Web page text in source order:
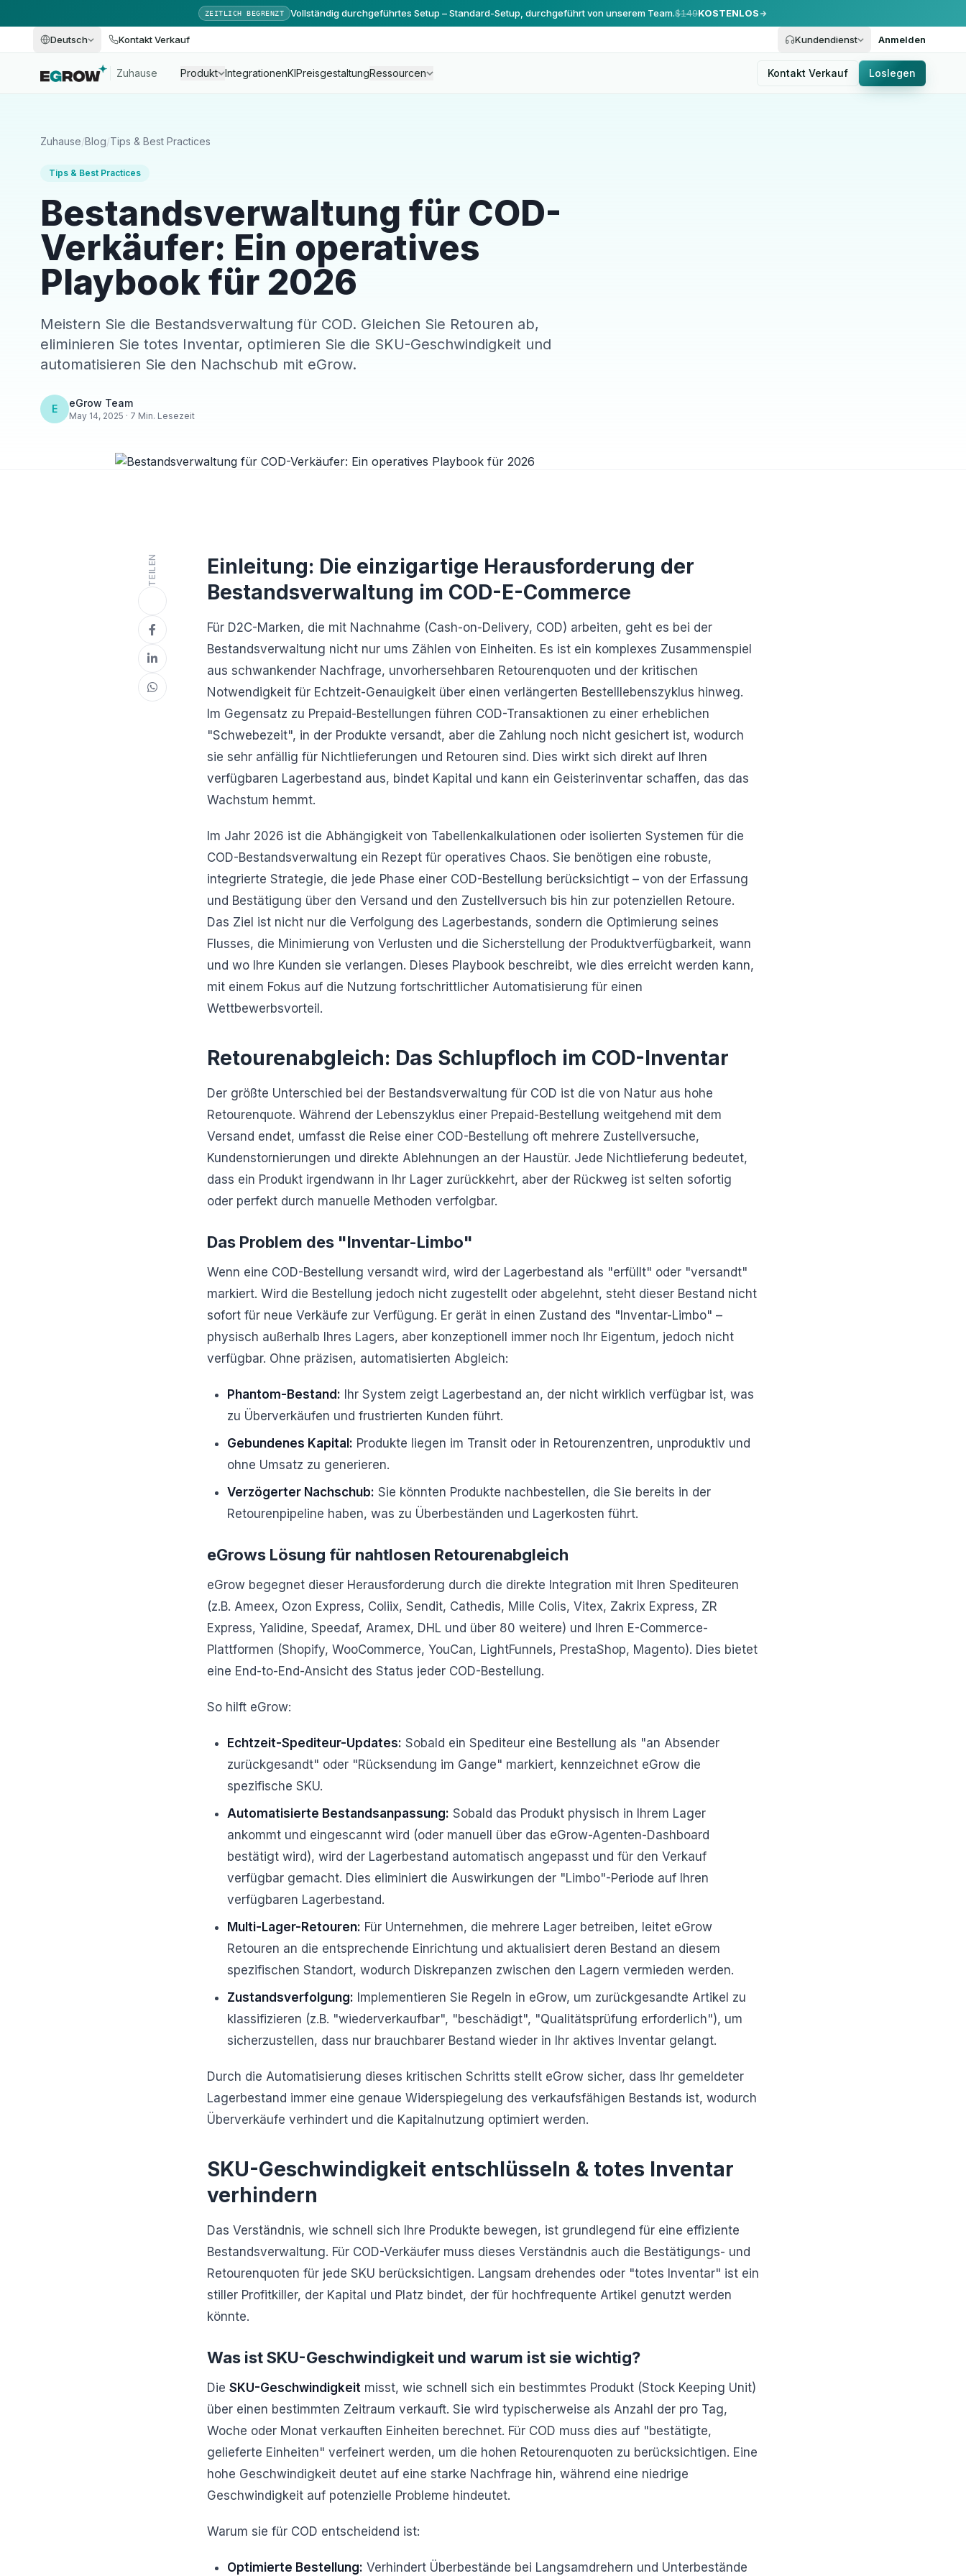
ZEITLICH BEGRENZT Vollständig durchgeführtes Setup – Standard-Setup, durchgeführt von unserem Team.$149KOSTENLOS
Deutsch Kontakt Verkauf Kundendienst Anmelden
Zuhause Produkt IntegrationenKIPreisgestaltungRessourcen Kontakt Verkauf Loslegen
Zuhause/Blog/Tips & Best Practices
Tips & Best Practices
Bestandsverwaltung für COD-
Verkäufer: Ein operatives
Playbook für 2026
Meistern Sie die Bestandsverwaltung für COD. Gleichen Sie Retouren ab,
eliminieren Sie totes Inventar, optimieren Sie die SKU-Geschwindigkeit und
automatisieren Sie den Nachschub mit eGrow.
E eGrow Team
May 14, 2025 · 7 Min. Lesezeit
TEILEN
Einleitung: Die einzigartige Herausforderung der
Bestandsverwaltung im COD-E-Commerce
Für D2C-Marken, die mit Nachnahme (Cash-on-Delivery, COD) arbeiten, geht es bei der
Bestandsverwaltung nicht nur ums Zählen von Einheiten. Es ist ein komplexes Zusammenspiel
aus schwankender Nachfrage, unvorhersehbaren Retourenquoten und der kritischen
Notwendigkeit für Echtzeit-Genauigkeit über einen verlängerten Bestelllebenszyklus hinweg.
Im Gegensatz zu Prepaid-Bestellungen führen COD-Transaktionen zu einer erheblichen
"Schwebezeit", in der Produkte versandt, aber die Zahlung noch nicht gesichert ist, wodurch
sie sehr anfällig für Nichtlieferungen und Retouren sind. Dies wirkt sich direkt auf Ihren
verfügbaren Lagerbestand aus, bindet Kapital und kann ein Geisterinventar schaffen, das das
Wachstum hemmt.
Im Jahr 2026 ist die Abhängigkeit von Tabellenkalkulationen oder isolierten Systemen für die
COD-Bestandsverwaltung ein Rezept für operatives Chaos. Sie benötigen eine robuste,
integrierte Strategie, die jede Phase einer COD-Bestellung berücksichtigt – von der Erfassung
und Bestätigung über den Versand und den Zustellversuch bis hin zur potenziellen Retoure.
Das Ziel ist nicht nur die Verfolgung des Lagerbestands, sondern die Optimierung seines
Flusses, die Minimierung von Verlusten und die Sicherstellung der Produktverfügbarkeit, wann
und wo Ihre Kunden sie verlangen. Dieses Playbook beschreibt, wie dies erreicht werden kann,
mit einem Fokus auf die Nutzung fortschrittlicher Automatisierung für einen
Wettbewerbsvorteil.
Retourenabgleich: Das Schlupfloch im COD-Inventar
Der größte Unterschied bei der Bestandsverwaltung für COD ist die von Natur aus hohe
Retourenquote. Während der Lebenszyklus einer Prepaid-Bestellung weitgehend mit dem
Versand endet, umfasst die Reise einer COD-Bestellung oft mehrere Zustellversuche,
Kundenstornierungen und direkte Ablehnungen an der Haustür. Jede Nichtlieferung bedeutet,
dass ein Produkt irgendwann in Ihr Lager zurückkehrt, aber der Rückweg ist selten sofortig
oder perfekt durch manuelle Methoden verfolgbar.
Das Problem des "Inventar-Limbo"
Wenn eine COD-Bestellung versandt wird, wird der Lagerbestand als "erfüllt" oder "versandt"
markiert. Wird die Bestellung jedoch nicht zugestellt oder abgelehnt, steht dieser Bestand nicht
sofort für neue Verkäufe zur Verfügung. Er gerät in einen Zustand des "Inventar-Limbo" –
physisch außerhalb Ihres Lagers, aber konzeptionell immer noch Ihr Eigentum, jedoch nicht
verfügbar. Ohne präzisen, automatisierten Abgleich:
Phantom-Bestand: Ihr System zeigt Lagerbestand an, der nicht wirklich verfügbar ist, was
zu Überverkäufen und frustrierten Kunden führt.
Gebundenes Kapital: Produkte liegen im Transit oder in Retourenzentren, unproduktiv und
ohne Umsatz zu generieren.
Verzögerter Nachschub: Sie könnten Produkte nachbestellen, die Sie bereits in der
Retourenpipeline haben, was zu Überbeständen und Lagerkosten führt.
eGrows Lösung für nahtlosen Retourenabgleich
eGrow begegnet dieser Herausforderung durch die direkte Integration mit Ihren Spediteuren
(z.B. Ameex, Ozon Express, Coliix, Sendit, Cathedis, Mille Colis, Vitex, Zakrix Express, ZR
Express, Yalidine, Speedaf, Aramex, DHL und über 80 weitere) und Ihren E-Commerce-
Plattformen (Shopify, WooCommerce, YouCan, LightFunnels, PrestaShop, Magento). Dies bietet
eine End-to-End-Ansicht des Status jeder COD-Bestellung.
So hilft eGrow:
Echtzeit-Spediteur-Updates: Sobald ein Spediteur eine Bestellung als "an Absender
zurückgesandt" oder "Rücksendung im Gange" markiert, kennzeichnet eGrow die
spezifische SKU.
Automatisierte Bestandsanpassung: Sobald das Produkt physisch in Ihrem Lager
ankommt und eingescannt wird (oder manuell über das eGrow-Agenten-Dashboard
bestätigt wird), wird der Lagerbestand automatisch angepasst und für den Verkauf
verfügbar gemacht. Dies eliminiert die Auswirkungen der "Limbo"-Periode auf Ihren
verfügbaren Lagerbestand.
Multi-Lager-Retouren: Für Unternehmen, die mehrere Lager betreiben, leitet eGrow
Retouren an die entsprechende Einrichtung und aktualisiert deren Bestand an diesem
spezifischen Standort, wodurch Diskrepanzen zwischen den Lagern vermieden werden.
Zustandsverfolgung: Implementieren Sie Regeln in eGrow, um zurückgesandte Artikel zu
klassifizieren (z.B. "wiederverkaufbar", "beschädigt", "Qualitätsprüfung erforderlich"), um
sicherzustellen, dass nur brauchbarer Bestand wieder in Ihr aktives Inventar gelangt.
Durch die Automatisierung dieses kritischen Schritts stellt eGrow sicher, dass Ihr gemeldeter
Lagerbestand immer eine genaue Widerspiegelung des verkaufsfähigen Bestands ist, wodurch
Überverkäufe verhindert und die Kapitalnutzung optimiert werden.
SKU-Geschwindigkeit entschlüsseln & totes Inventar
verhindern
Das Verständnis, wie schnell sich Ihre Produkte bewegen, ist grundlegend für eine effiziente
Bestandsverwaltung. Für COD-Verkäufer muss dieses Verständnis auch die Bestätigungs- und
Retourenquoten für jede SKU berücksichtigen. Langsam drehendes oder "totes Inventar" ist ein
stiller Profitkiller, der Kapital und Platz bindet, der für hochfrequente Artikel genutzt werden
könnte.
Was ist SKU-Geschwindigkeit und warum ist sie wichtig?
Die SKU-Geschwindigkeit misst, wie schnell sich ein bestimmtes Produkt (Stock Keeping Unit)
über einen bestimmten Zeitraum verkauft. Sie wird typischerweise als Anzahl der pro Tag,
Woche oder Monat verkauften Einheiten berechnet. Für COD muss dies auf "bestätigte,
gelieferte Einheiten" verfeinert werden, um die hohen Retourenquoten zu berücksichtigen. Eine
hohe Geschwindigkeit deutet auf eine starke Nachfrage hin, während eine niedrige
Geschwindigkeit auf potenzielle Probleme hindeutet.
Warum sie für COD entscheidend ist:
Optimierte Bestellung: Verhindert Überbestände bei Langsamdrehern und Unterbestände